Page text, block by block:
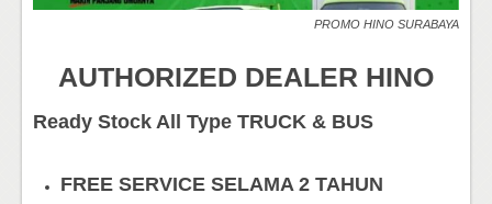
PROMO HINO SURABAYA
AUTHORIZED DEALER HINO
Ready Stock All Type TRUCK & BUS
FREE SERVICE SELAMA 2 TAHUN